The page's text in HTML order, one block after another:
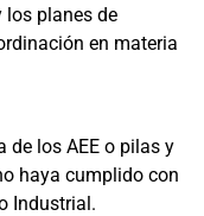
los planes de
en materia
de los AEE o pilas y
haya cumplido con
Industrial.